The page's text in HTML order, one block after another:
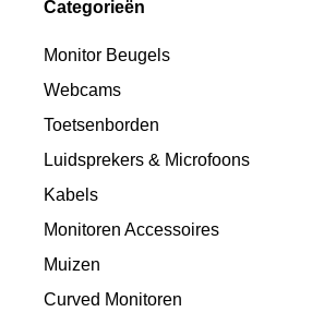
Categorieën
Monitor Beugels
Webcams
Toetsenborden
Luidsprekers & Microfoons
Kabels
Monitoren Accessoires
Muizen
Curved Monitoren
DELL EcoLoop Pro Slim
notebook carrying case